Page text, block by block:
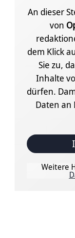
An dieser
von
dem Klick
Sie zu,
Inhalte
dürfen.
Daten
Weitere